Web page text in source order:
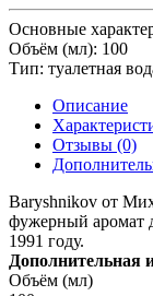
Основные
Объём (мл): 100
Тип: туалетная
Описание
Отзывы (0)
Baryshnikov от
фужерный аромат
1991 году.
Дополнительная
Объём (мл)